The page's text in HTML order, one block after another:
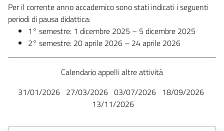
Per il corrente anno accademico sono stati indicati i seguenti
periodi di pausa didattica:
1° semestre: 1 dicembre 2025 – 5 dicembre 2025
2° semestre: 20 aprile 2026 – 24 aprile 2026
Calendario appelli altre attività
31/01/2026 27/03/2026 03/07/2026 18/09/2026
13/11/2026